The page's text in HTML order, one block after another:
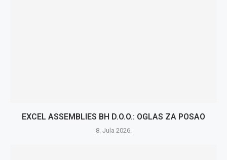
EXCEL ASSEMBLIES BH D.O.O.: OGLAS ZA POSAO
8. Jula 2026.